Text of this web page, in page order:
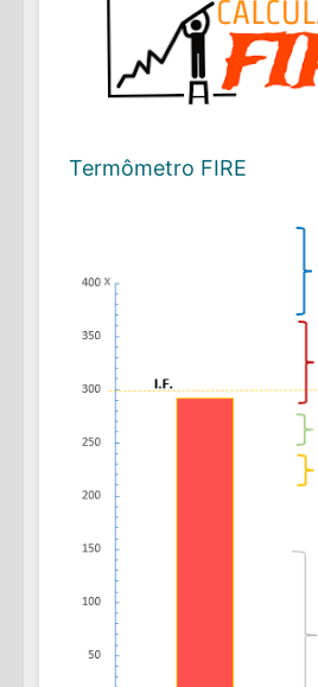
Termômetro FIRE